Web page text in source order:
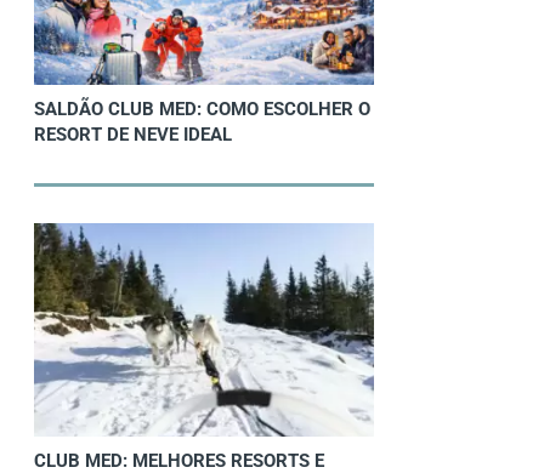
SALDÃO CLUB MED: COMO ESCOLHER O
RESORT DE NEVE IDEAL
CLUB MED: MELHORES RESORTS E